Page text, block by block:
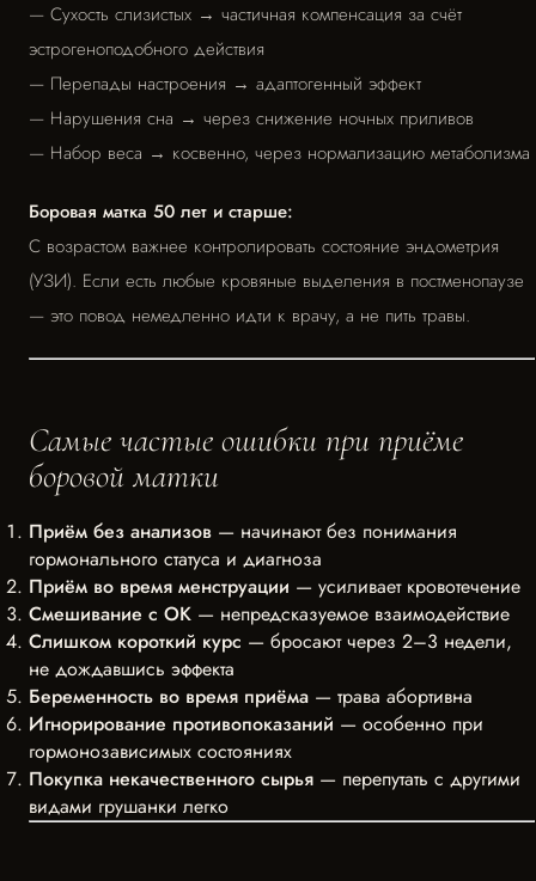
— Сухость слизистых → частичная компенсация за счёт
эстрогеноподобного действия
— Перепады настроения → адаптогенный эффект
— Нарушения сна → через снижение ночных приливов
— Набор веса → косвенно, через нормализацию метаболизма
Боровая матка 50 лет и старше:
С возрастом важнее контролировать состояние эндометрия
(УЗИ). Если есть любые кровяные выделения в постменопаузе
— это повод немедленно идти к врачу, а не пить травы.
Самые частые ошибки при приёме
боровой матки
Приём без анализов — начинают без понимания
гормонального статуса и диагноза
Приём во время менструации — усиливает кровотечение
Смешивание с ОК — непредсказуемое взаимодействие
Слишком короткий курс — бросают через 2–3 недели,
не дождавшись эффекта
Беременность во время приёма — трава абортивна
Игнорирование противопоказаний — особенно при
гормонозависимых состояниях
Покупка некачественного сырья — перепутать с другими
видами грушанки легко